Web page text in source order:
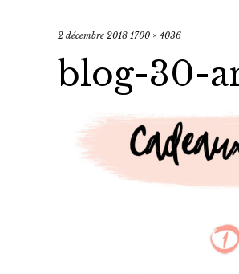
2 décembre 2018 1700 × 4036
blog-30-